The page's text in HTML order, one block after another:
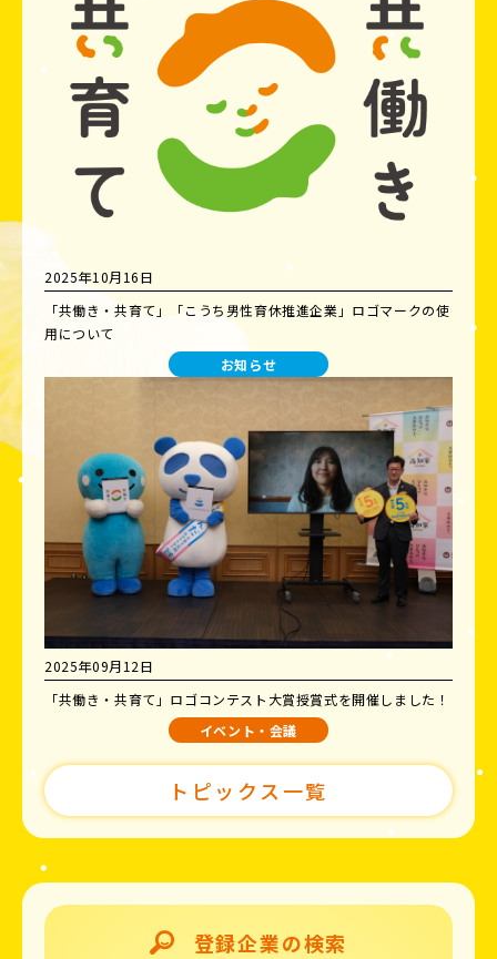
2025年10月16日
「共働き・共育て」「こうち男性育休推進企業」ロゴマークの使
用について
お知らせ
2025年09月12日
「共働き・共育て」ロゴコンテスト大賞授賞式を開催しました！
イベント・会議
トピックス一覧
登録企業の検索